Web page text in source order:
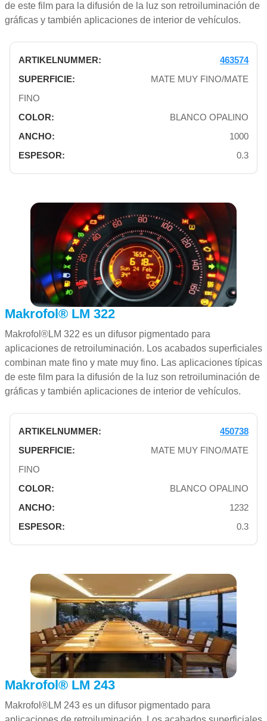
de este film para la difusión de la luz son retroiluminación de
gráficas y también aplicaciones de interior de vehículos.
463574
MATE MUY FINO/MATE
FINO
BLANCO OPALINO
1000
0.3
Makrofol® LM 322
Makrofol®LM 322 es un difusor pigmentado para
aplicaciones de retroiluminación. Los acabados superficiales
combinan mate fino y mate muy fino. Las aplicaciones típicas
de este film para la difusión de la luz son retroiluminación de
gráficas y también aplicaciones de interior de vehículos.
450738
MATE MUY FINO/MATE
FINO
BLANCO OPALINO
1232
0.3
Makrofol® LM 243
Makrofol®LM 243 es un difusor pigmentado para